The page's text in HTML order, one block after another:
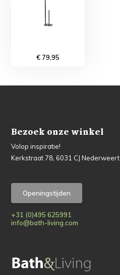
€ 79,95
Bezoek onze winkel
Volop inspiratie!
Kerkstraat 78, 6031 CJ Nederweert
Openingstijden
+31 (0)495 625991
info@bath-living.com